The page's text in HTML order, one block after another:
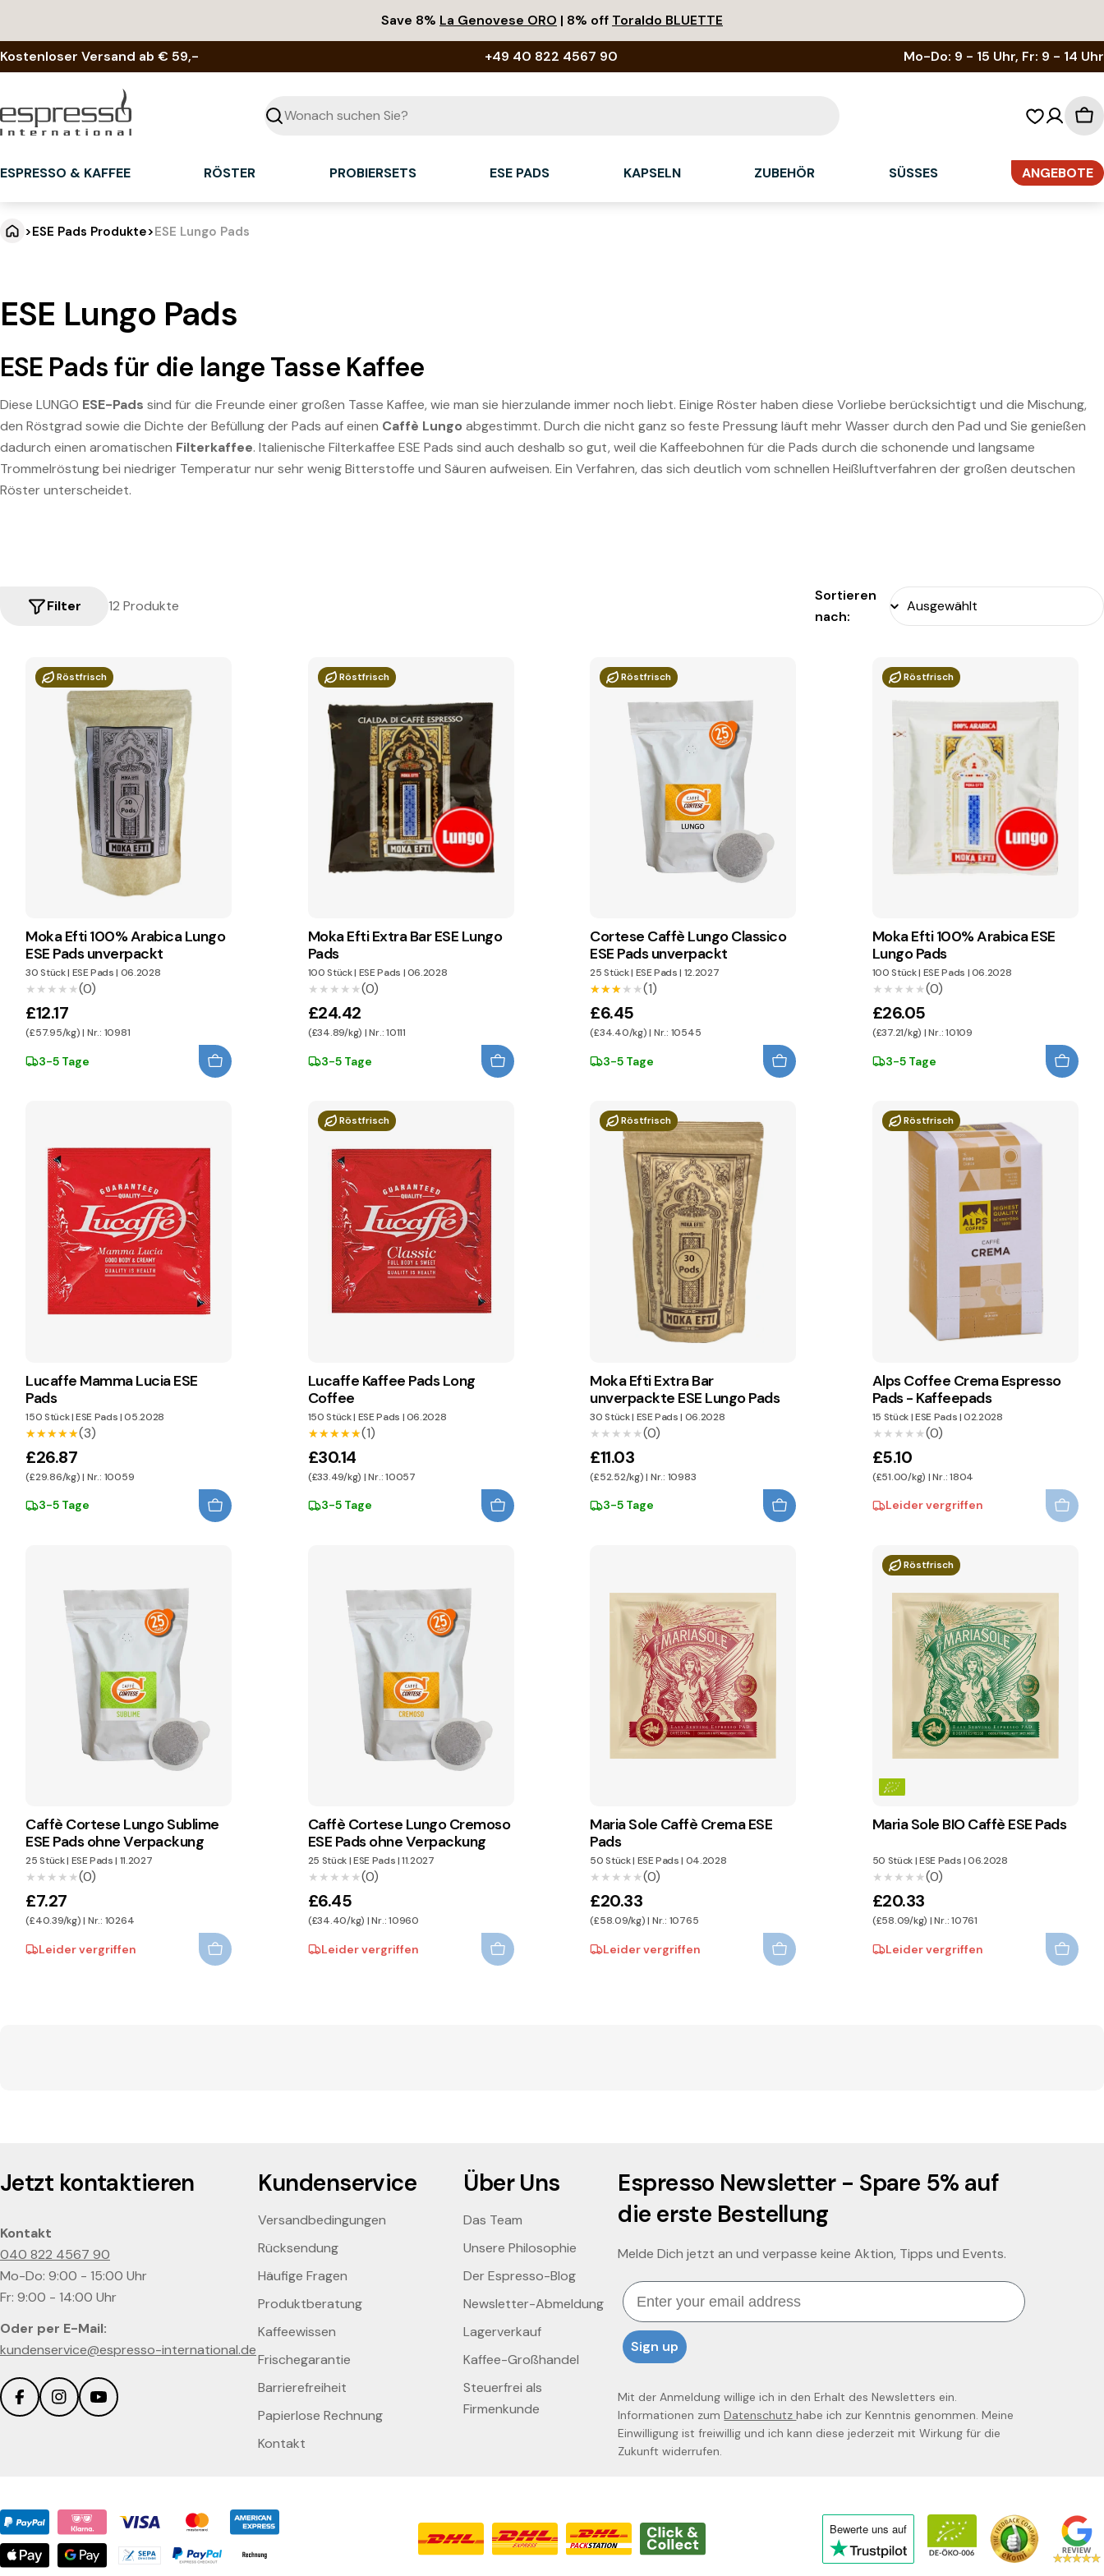
springen
Save 8% La Genovese ORO | 8% off Toraldo BLUETTE
Kostenloser Versand ab € 59,- +49 40 822 4567 90 Mo-Do: 9 - 15 Uhr, Fr: 9 - 14 Uhr
Suchen
ESPRESSO & KAFFEE RÖSTER PROBIERSETS ESE PADS KAPSELN ZUBEHÖR SÜSSES ANGEBOTE
>ESE Pads Produkte>ESE Lungo Pads
ESE Lungo Pads
ESE Pads für die lange Tasse Kaffee
Diese LUNGO ESE-Pads sind für die Freunde einer großen Tasse Kaffee, wie man sie hierzulande immer noch liebt. Einige Röster haben diese Vorliebe berücksichtigt und die Mischung,
den Röstgrad sowie die Dichte der Befüllung der Pads auf einen Caffè Lungo abgestimmt. Durch die nicht ganz so feste Pressung läuft mehr Wasser durch den Pad und Sie genießen
dadurch einen aromatischen Filterkaffee. Italienische Filterkaffee ESE Pads sind auch deshalb so gut, weil die Kaffeebohnen für die Pads durch die schonende und langsame
Trommelröstung bei niedriger Temperatur nur sehr wenig Bitterstoffe und Säuren aufweisen. Ein Verfahren, das sich deutlich vom schnellen Heißluftverfahren der großen deutschen
Röster unterscheidet.
12 Produkte
Filter
Sortieren
nach:
Röstfrisch
Moka Efti 100% Arabica Lungo
ESE Pads unverpackt
30 Stück| ESE Pads| 06.2028
★★★★★
★★★★★(0)
£12.17
(£57.95/kg) | Nr.: 10981
3-5 Tage
Röstfrisch
Moka Efti Extra Bar ESE Lungo
Pads
100 Stück| ESE Pads |06.2028
★★★★★
★★★★★(0)
£24.42
(£34.89/kg) | Nr.: 10111
3-5 Tage
Röstfrisch
Cortese Caffè Lungo Classico
ESE Pads unverpackt
25 Stück| ESE Pads| 12.2027
★★★★★
★★★★★(1)
£6.45
(£34.40/kg) | Nr.: 10545
3-5 Tage
Röstfrisch
Moka Efti 100% Arabica ESE
Lungo Pads
100 Stück| ESE Pads |06.2028
★★★★★
★★★★★(0)
£26.05
(£37.21/kg) | Nr.: 10109
3-5 Tage
Lucaffe Mamma Lucia ESE
Pads
150 Stück|ESE Pads|05.2028
★★★★★
★★★★★(3)
£26.87
(£29.86/kg) | Nr.: 10059
3-5 Tage
Röstfrisch
Lucaffe Kaffee Pads Long
Coffee
150 Stück| ESE Pads |06.2028
★★★★★
★★★★★(1)
£30.14
(£33.49/kg) | Nr.: 10057
3-5 Tage
Röstfrisch
Moka Efti Extra Bar
unverpackte ESE Lungo Pads
30 Stück| ESE Pads| 06.2028
★★★★★
★★★★★(0)
£11.03
(£52.52/kg) | Nr.: 10983
3-5 Tage
Röstfrisch
Alps Coffee Crema Espresso
Pads - Kaffeepads
15 Stück|ESE Pads|02.2028
★★★★★
★★★★★(0)
£5.10
(£51.00/kg) | Nr.: 1804
Leider vergriffen
Caffè Cortese Lungo Sublime
ESE Pads ohne Verpackung
25 Stück| ESE Pads| 11.2027
★★★★★
★★★★★(0)
£7.27
(£40.39/kg) | Nr.: 10264
Leider vergriffen
Caffè Cortese Lungo Cremoso
ESE Pads ohne Verpackung
25 Stück|ESE Pads|11.2027
★★★★★
★★★★★(0)
£6.45
(£34.40/kg) | Nr.: 10960
Leider vergriffen
Maria Sole Caffè Crema ESE
Pads
50 Stück| ESE Pads| 04.2028
★★★★★
★★★★★(0)
£20.33
(£58.09/kg) | Nr.: 10765
Leider vergriffen
Röstfrisch
Maria Sole BIO Caffè ESE Pads
50 Stück|ESE Pads|06.2028
★★★★★
★★★★★(0)
£20.33
(£58.09/kg) | Nr.: 10761
Leider vergriffen
Jetzt kontaktieren
Kontakt
040 822 4567 90
Mo-Do: 9:00 - 15:00 Uhr
Fr: 9:00 - 14:00 Uhr
Oder per E-Mail:
kundenservice@espresso-international.de
FacebookInstagramYouTube
Kundenservice
Versandbedingungen
Rücksendung
Häufige Fragen
Produktberatung
Kaffeewissen
Frischegarantie
Barrierefreiheit
Papierlose Rechnung
Kontakt
Über Uns
Das Team
Unsere Philosophie
Der Espresso-Blog
Newsletter-Abmeldung
Lagerverkauf
Kaffee-Großhandel
Steuerfrei als
Firmenkunde
Espresso Newsletter - Spare 5% auf
die erste Bestellung
Melde Dich jetzt an und verpasse keine Aktion, Tipps und Events.
Email
Sign up
Mit der Anmeldung willige ich in den Erhalt des Newsletters ein.
Informationen zumDatenschutzhabe ich zur Kenntnis genommen. Meine
Einwilligung ist freiwillig und ich kann diese jederzeit mit Wirkung für die
Zukunft widerrufen.
Zahlungsmethoden
Bewerte uns auf
Click
to